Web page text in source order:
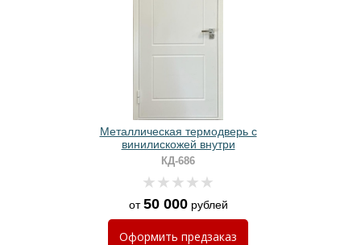
Металлическая термодверь с
винилискожей внутри
КД-686
от50 000рублей
Оформить предзаказ